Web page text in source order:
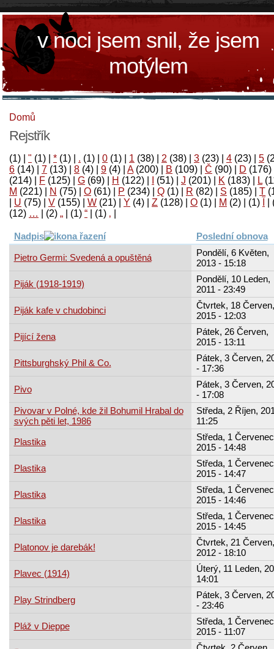
v noci jsem snil, že jsem
motýlem
Domů
Rejstřík
(1) " (1) * (1) . (1) 0 (1) 1 (38) 2 (38) 3 (23) 4 (23) 5
6 (14) 7 (13) 8 (4) 9 (4) A(200) B (109) Č (90) D (176)
(214)
F (125) G (69) H (122) (51) J (201) K (183) L
M (221) N (75) O (61) P (234) Q (1) R (82) S (185) T
U (75) V (155) W (21) Y (4) Z (128) Ο (1) М (2)
(1)
‚
(1)
“
(1)
„
(2)
…
(12)
Nadpis Poslední obnova
Pietro Germi: Svedená a opuštěná
Pondělí, 6 Květen,
2013 - 15:18
Piják (1918-1919)
Pondělí, 10 Leden,
2011 - 23:49
Piják kafe v chudobinci
Čtvrtek, 18 Červen,
2015 - 12:03
Pijící žena
Pátek, 26 Červen,
2015 - 13:11
Pittsburghský Phil & Co.
Pátek, 3 Červen,
- 17:36
Pivo
Pátek, 3 Červen,
- 17:08
Pivovar v Polné, kde žil Bohumil Hrabal do
svých pěti let, 1986
Středa, 2 Říjen,
11:25
Plastika
Středa, 1
2015 - 14:48
Plastika
Středa, 1
2015 - 14:47
Plastika
Středa, 1
2015 - 14:46
Plastika
Středa, 1
2015 - 14:45
Platonov je darebák!
Čtvrtek, 21 Červen,
2012 - 18:10
Plavec (1914)
Úterý, 11 Leden,
14:01
Play Strindberg
Pátek, 3 Červen,
- 23:46
Pláž v Dieppe
Středa, 1
2015 - 11:07